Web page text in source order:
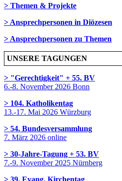
> Themen & Projekte
> Ansprechpersonen in Diözesen
> Ansprechpersonen zu Themen
UNSERE TAGUNGEN
> "Gerechtigkeit" + 55. BV
6.-8. November 2026 Bonn
> 104. Katholikentag
13.-17. Mai 2026 Würzburg
> 54. Bundesversammlung
7. März 2026 online
> 30-Jahre-Tagung + 53. BV
7.-9. November 2025 Nürnberg
> 39. Evang. Kirchentag